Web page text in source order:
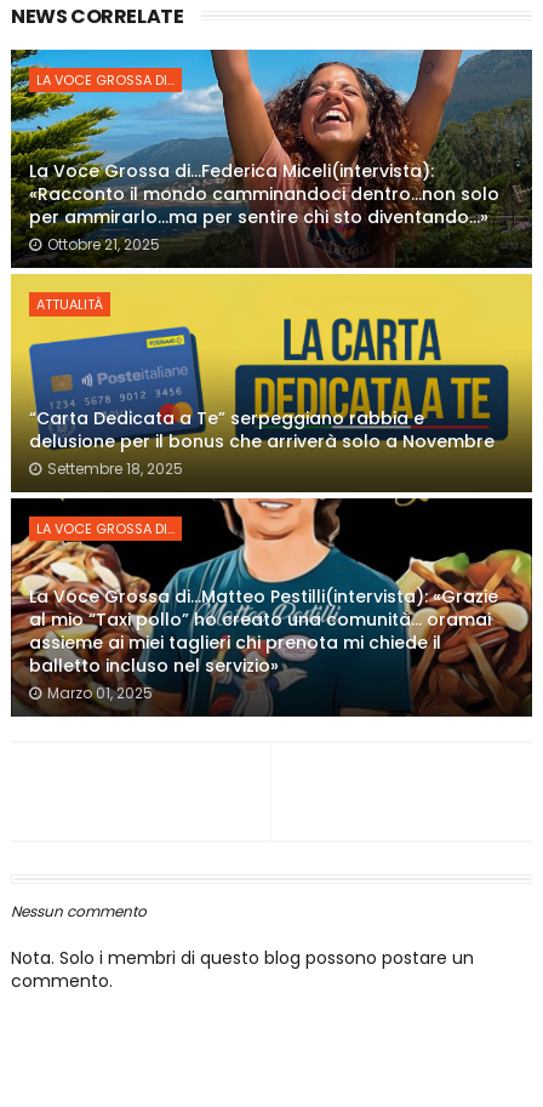
NEWS CORRELATE
LA VOCE GROSSA DI...
La Voce Grossa di…Federica Miceli(intervista):
«Racconto il mondo camminandoci dentro…non solo
per ammirarlo…ma per sentire chi sto diventando…»
Ottobre 21, 2025
ATTUALITÀ
“Carta Dedicata a Te” serpeggiano rabbia e
delusione per il bonus che arriverà solo a Novembre
Settembre 18, 2025
LA VOCE GROSSA DI...
La Voce Grossa di…Matteo Pestilli(intervista): «Grazie
al mio “Taxi pollo” ho creato una comunità… oramai
assieme ai miei taglieri chi prenota mi chiede il
balletto incluso nel servizio»
Marzo 01, 2025
Nessun commento
Nota. Solo i membri di questo blog possono postare un
commento.